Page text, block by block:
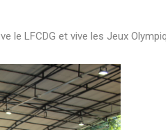
le LFCDG et vive les Jeux